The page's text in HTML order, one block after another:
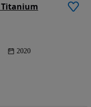
Titanium
2020